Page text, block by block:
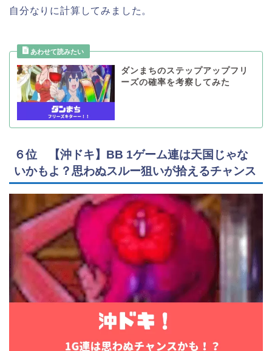
自分なりに計算してみました。
ダンまちのステップアップフリ
ーズの確率を考察してみた
６位 【沖ドキ】BB 1ゲーム連は天国じゃな
いかもよ？思わぬスルー狙いが拾えるチャンス